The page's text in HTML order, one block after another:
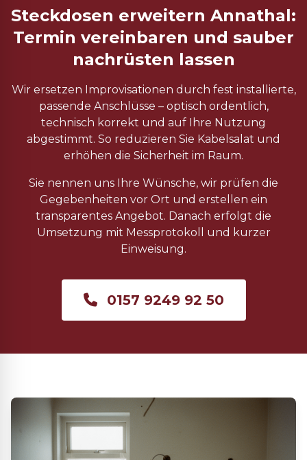
Steckdosen erweitern Annathal:
Termin vereinbaren und sauber
nachrüsten lassen
Wir ersetzen Improvisationen durch fest installierte,
passende Anschlüsse – optisch ordentlich,
technisch korrekt und auf Ihre Nutzung
abgestimmt. So reduzieren Sie Kabelsalat und
erhöhen die Sicherheit im Raum.
Sie nennen uns Ihre Wünsche, wir prüfen die
Gegebenheiten vor Ort und erstellen ein
transparentes Angebot. Danach erfolgt die
Umsetzung mit Messprotokoll und kurzer
Einweisung.
0157 9249 92 50